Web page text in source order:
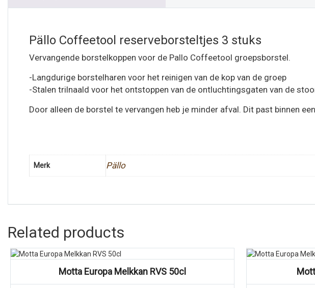
Pällo Coffeetool reserveborsteltjes 3 stuks
Vervangende borstelkoppen voor de Pallo Coffeetool groepsborstel.
-Langdurige borstelharen voor het reinigen van de kop van de groep
-Stalen trilnaald voor het ontstoppen van de ontluchtingsgaten van de
Door alleen de borstel te vervangen heb je minder afval. Dit past binnen
Merk Pällo
Related products
Motta Europa Melkkan RVS 50cl
Vergelijk